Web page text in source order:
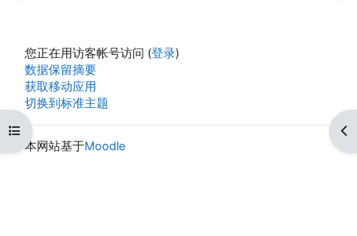
打开课程索引 打
您正在用访客帐号访问 (登录)
‎数据保留摘要‎
获取移动应用
切换到标准主题
本网站基于Moodle